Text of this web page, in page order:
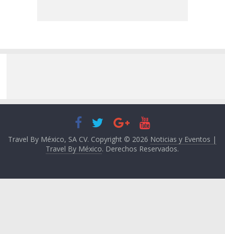
Travel By México, SA CV. Copyright © 2026 Noticias y Eventos |
Travel By México. Derechos Reservados.